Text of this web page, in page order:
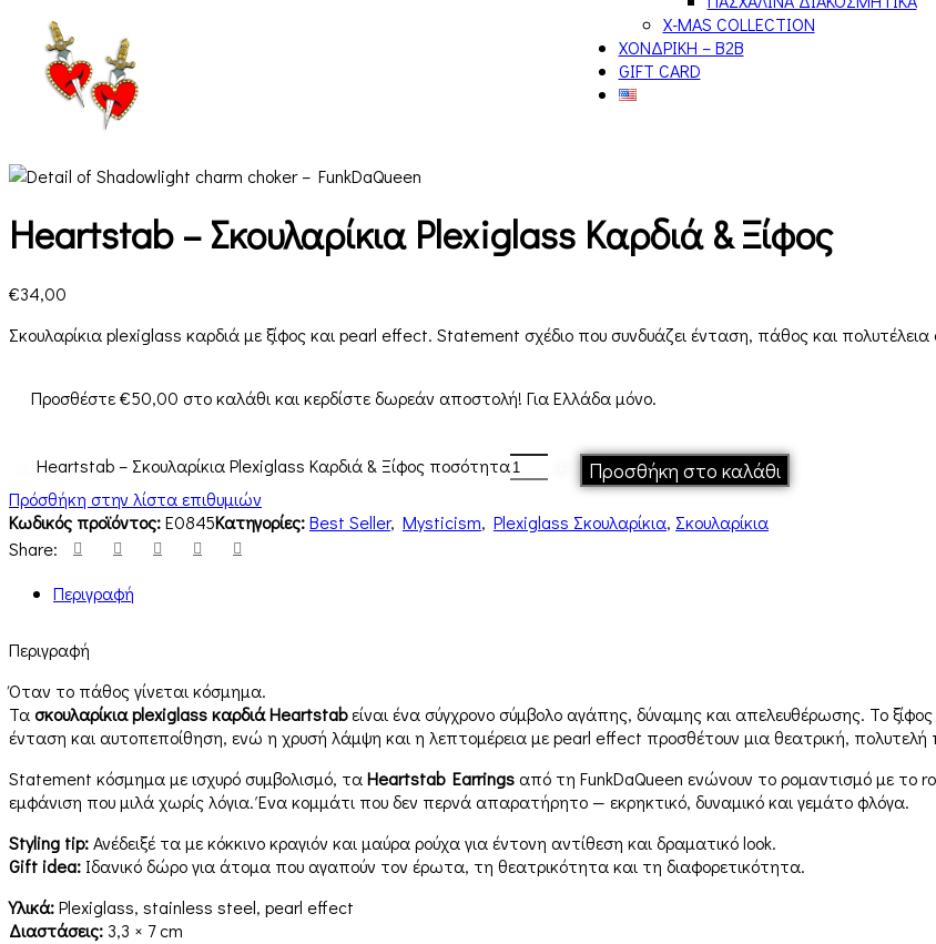
X-MAS COLLECTION
ΧΟΝΔΡΙΚΗ – B2B
GIFT CARD
Heartstab – Σκουλαρίκια Plexiglass Καρδιά & Ξίφος
€34,00
Σκουλαρίκια plexiglass καρδιά με ξίφος και pearl effect. Statement σχέδιο που συνδυάζει ένταση, πάθος και
Προσθέστε€50,00 στο καλάθι και κερδίστε δωρεάν αποστολή! Για Ελλάδα μόνο.
Heartstab – Σκουλαρίκια Plexiglass Καρδιά & Ξίφος ποσότητα Προσθήκη στο καλάθι
Πρόσθήκη στην λίστα επιθυμιών
Κωδικός προϊόντος:E0845Κατηγορίες:Best Seller, Mysticism, Plexiglass Σκουλαρίκια, Σκουλαρίκια
Share:
Περιγραφή
Περιγραφή
Όταν το πάθος γίνεται κόσμημα.
Τασκουλαρίκια plexiglass καρδιά Heartstabείναι ένα σύγχρονο σύμβολο αγάπης, δύναμης και απελευθέρωσης. Το
ένταση και αυτοπεποίθηση, ενώ η χρυσή λάμψη και η λεπτομέρεια με pearl effect προσθέτουν μια θεατρική, πολυτελή
Statement κόσμημα με ισχυρό συμβολισμό, ταHeartstab Earringsαπό τη FunkDaQueen ενώνουν το ρομαντισμό με το
εμφάνιση που μιλά χωρίς λόγια. Ένα κομμάτι που δεν περνά απαρατήρητο — εκρηκτικό, δυναμικό και γεμάτο φλόγα.
Styling tip:Ανέδειξέ τα με κόκκινο κραγιόν και μαύρα ρούχα για έντονη αντίθεση και δραματικό look.
Gift idea: Ιδανικό δώρο για άτομα που αγαπούν τον έρωτα, τη θεατρικότητα και τη διαφορετικότητα.
Υλικά:Plexiglass, stainless steel, pearl effect
Διαστάσεις: 3,3 × 7 cm